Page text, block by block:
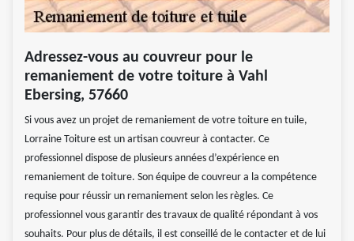
Adressez-vous au couvreur pour le
remaniement de votre toiture à Vahl
Ebersing, 57660
Si vous avez un projet de remaniement de votre toiture en tuile,
Lorraine Toiture est un artisan couvreur à contacter. Ce
professionnel dispose de plusieurs années d’expérience en
remaniement de toiture. Son équipe de couvreur a la compétence
requise pour réussir un remaniement selon les règles. Ce
professionnel vous garantir des travaux de qualité répondant à vos
souhaits. Pour plus de détails, il est conseillé de le contacter et de lui